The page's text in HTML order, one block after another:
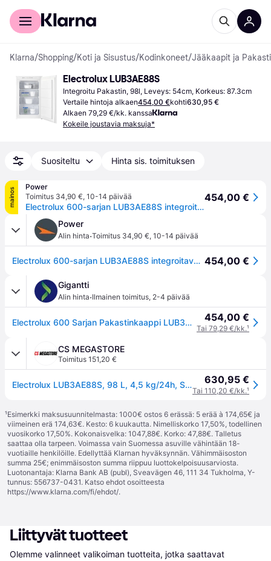
Kuluttajille
Klarna/Shopping/Koti ja Sisustus/Kodinkoneet/Jääkaapit ja
Electrolux LUB3AE88S
Integroitu Pakastin, 98l, Leveys: 54cm, Korkeus: 87.3cm
Vertaile hintoja alkaen454,00 €kohti630,95 €
Alkaen 79,29 €/kk. kanssa
Kokeile joustavia maksuja*
Suositeltu Hinta sis. toimituksen
mainos
Power
Toimitus 34,90 €, 10-14 päivää
Electrolux 600-sarjan LUB3AE88S integroitava pakastin
454,00 €
Power
Alin hinta·Toimitus 34,90 €, 10-14 päivää
Electrolux 600-sarjan LUB3AE88S integroitava pakastin 454,00 €
Gigantti
Alin hinta·Ilmainen toimitus, 2-4 päivää
Electrolux 600 Sarjan Pakastinkaappi LUB3AE88S (integroitava) 454,00 €
Tai 79,29 €/kk.¹
CS MEGASTORE
Toimitus 151,20 €
Electrolux LUB3AE88S, 98 L, 4,5 kg/24h, SN-T, 34 dB, E, Valkoinen 630,95 €
Tai 110,20 €/kk.¹
¹Esimerkki maksusuunnitelmasta: 1000€ ostos 6 erässä: 5 erää à 174,65€ ja
viimeinen erä 174,63€. Kesto: 6 kuukautta. Nimelliskorko 17,50%, todellinen
vuosikorko 17,50%. Kokonaisvelka: 1047,88€. Korko: 47,88€. Talletus
saattaa olla tarpeen. Voimassa vain Suomessa asuville vähintään 18-
vuotiaille henkilöille. Edellyttää Klarnan hyväksynnän. Vähimmäisoston
summa 25€; enimmäisoston summa riippuu luottokelpoisuusarviosta.
Luotonantaja: Klarna Bank AB (publ), Sveavägen 46, 111 34 Tukholma, Y-
tunnus: 556737-0431. Katso ehdot osoitteesta
https://www.klarna.com/fi/ehdot/.
Liittyvät tuotteet
Olemme valinneet valikoiman tuotteita, jotka saattavat